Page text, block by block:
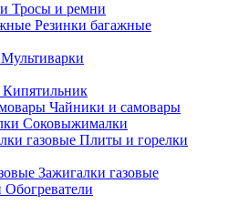
Тросы и ремни
Резинки багажные
Мультиварки
Кипятильник
Чайники и самовары
Соковыжималки
Плиты и горелки
Зажигалки газовые
Обогреватели